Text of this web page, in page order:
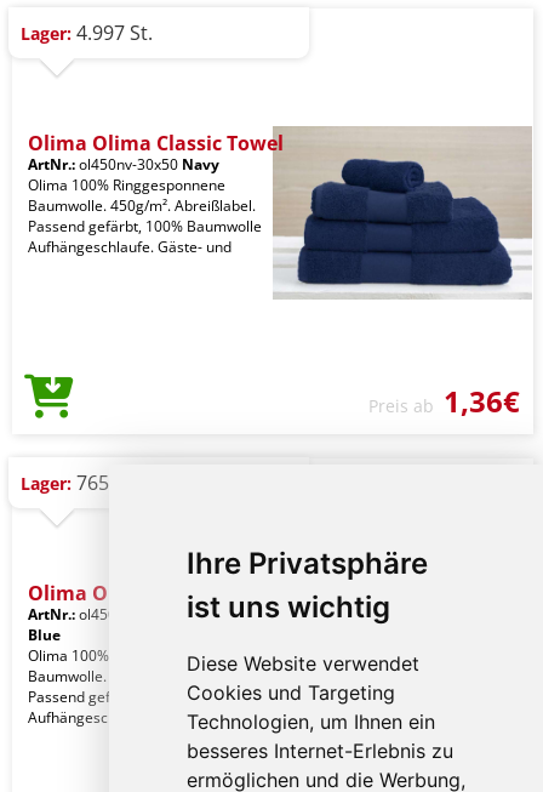
Ihre Privatsphäre
ist uns wichtig
Diese Website verwendet
Cookies und Targeting
Technologien, um Ihnen ein
besseres Internet-Erlebnis zu
ermöglichen und die Werbung,
Lager: 4.997 St.
Olima Olima Classic Towel
ArtNr.:ol450nv-30x50 Navy
Olima 100% Ringgesponnene
Baumwolle. 450g/m². Abreißlabel.
Passend gefärbt, 100% Baumwolle
Aufhängeschlaufe. Gäste- und
Preis ab 1,36€
Lager: 765 St.
Olima Olima Classic Towel
ArtNr.:ol450pwste-30x50Indigo
Blue
Olima 100% Ringgesponnene
Baumwolle. 450g/m². Abreißlabel.
Passend gefärbt, 100% Baumwolle
Aufhängeschlaufe. Gäste- und